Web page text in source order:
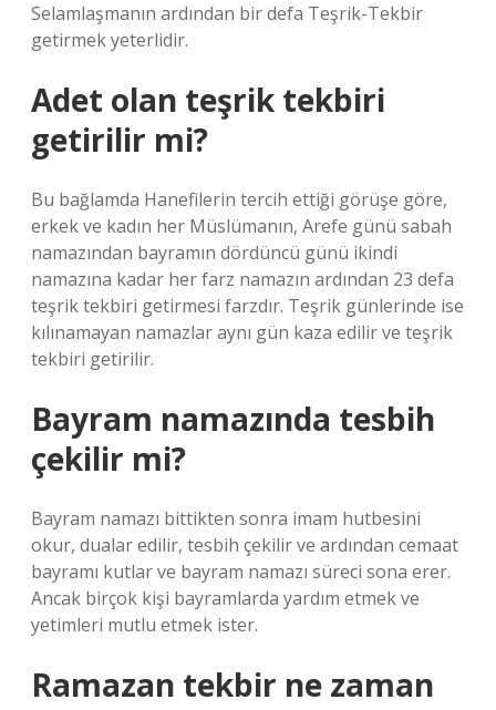
Selamlaşmanın ardından bir defa Teşrik-Tekbir
getirmek yeterlidir.
Adet olan teşrik tekbiri
getirilir mi?
Bu bağlamda Hanefilerin tercih ettiği görüşe göre,
erkek ve kadın her Müslümanın, Arefe günü sabah
namazından bayramın dördüncü günü ikindi
namazına kadar her farz namazın ardından 23 defa
teşrik tekbiri getirmesi farzdır. Teşrik günlerinde ise
kılınamayan namazlar aynı gün kaza edilir ve teşrik
tekbiri getirilir.
Bayram namazında tesbih
çekilir mi?
Bayram namazı bittikten sonra imam hutbesini
okur, dualar edilir, tesbih çekilir ve ardından cemaat
bayramı kutlar ve bayram namazı süreci sona erer.
Ancak birçok kişi bayramlarda yardım etmek ve
yetimleri mutlu etmek ister.
Ramazan tekbir ne zaman